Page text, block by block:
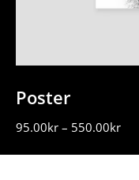
Poster
95.00kr – 550.00kr